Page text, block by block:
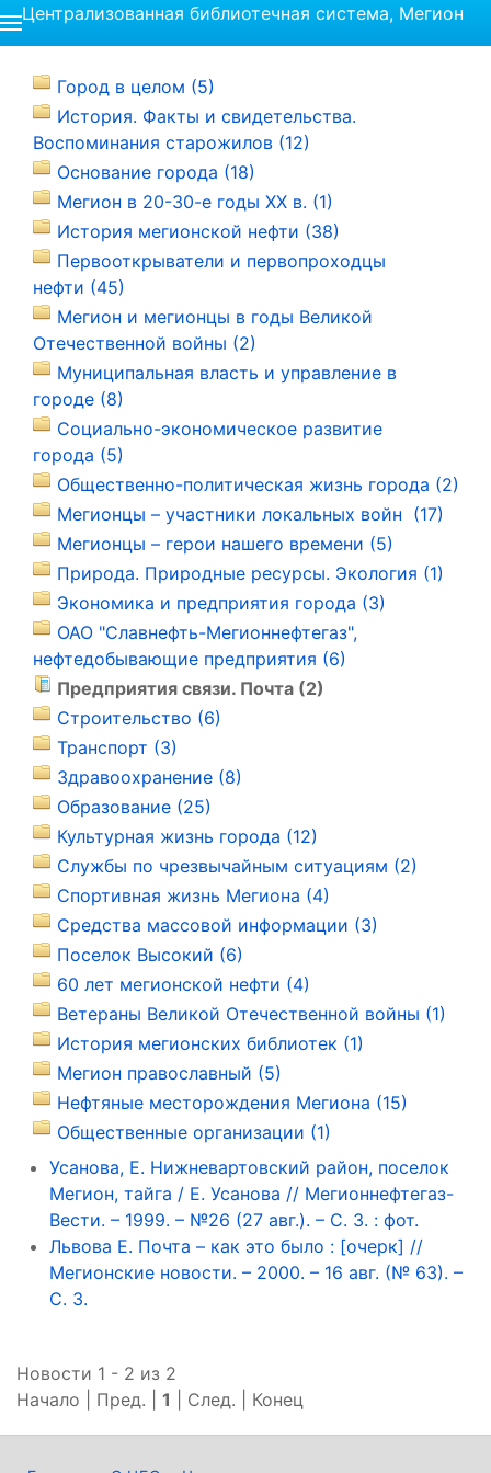
Централизованная библиотечная система, Мегион
Город в целом (5)
История. Факты и свидетельства.
Воспоминания старожилов (12)
Основание города (18)
Мегион в 20-30-е годы ХХ в. (1)
История мегионской нефти (38)
Первооткрыватели и первопроходцы
нефти (45)
Мегион и мегионцы в годы Великой
Отечественной войны (2)
Муниципальная власть и управление в
городе (8)
Социально-экономическое развитие
города (5)
Общественно-политическая жизнь города (2)
Мегионцы – участники локальных войн (17)
Мегионцы – герои нашего времени (5)
Природа. Природные ресурсы. Экология (1)
Экономика и предприятия города (3)
ОАО "Славнефть-Мегионнефтегаз",
нефтедобывающие предприятия (6)
Предприятия связи. Почта (2)
Строительство (6)
Транспорт (3)
Здравоохранение (8)
Образование (25)
Культурная жизнь города (12)
Службы по чрезвычайным ситуациям (2)
Спортивная жизнь Мегиона (4)
Средства массовой информации (3)
Поселок Высокий (6)
60 лет мегионской нефти (4)
Ветераны Великой Отечественной войны (1)
История мегионских библиотек (1)
Мегион православный (5)
Нефтяные месторождения Мегиона (15)
Общественные организации (1)
Усанова, Е. Нижневартовский район, поселок
Мегион, тайга / Е. Усанова // Мегионнефтегаз-
Вести. – 1999. – №26 (27 авг.). – С. 3. : фот.
Львова Е. Почта – как это было : [очерк] //
Мегионские новости. – 2000. – 16 авг. (№ 63). –
С. 3.
Новости 1 - 2 из 2
Начало | Пред. | 1 | След. | Конец